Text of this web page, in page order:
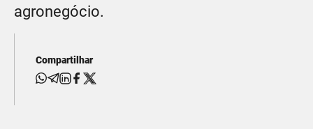
agronegócio.
Compartilhar